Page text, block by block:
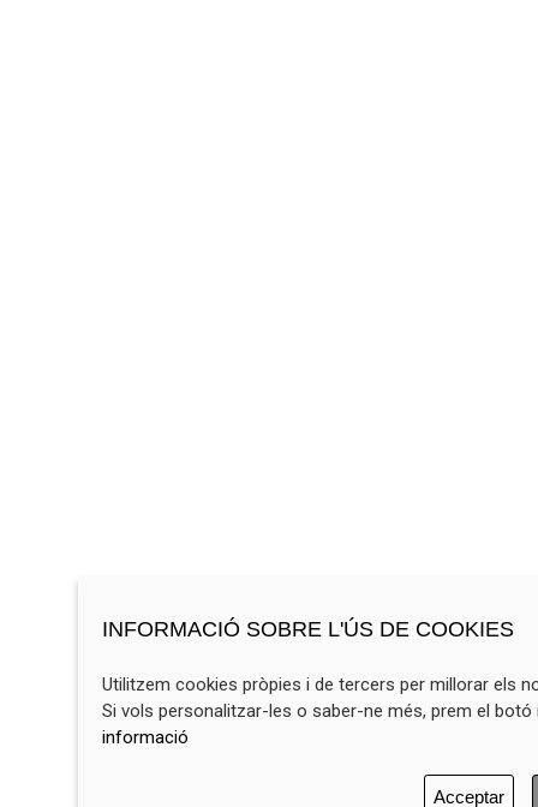
INFORMACIÓ SOBRE L'ÚS DE COOKIES
Utilitzem cookies pròpies i de tercers per millorar els
Si vols personalitzar-les o saber-ne més, prem el
informació
Acceptar